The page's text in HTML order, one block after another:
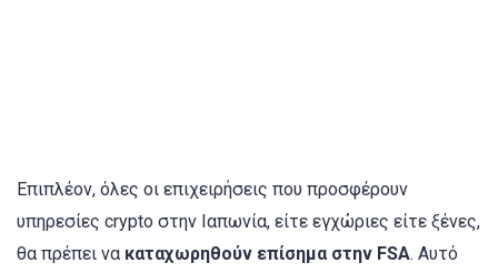
Επιπλέον, όλες οι επιχειρήσεις που προσφέρουν
υπηρεσίες crypto στην Ιαπωνία, είτε εγχώριες είτε ξένες,
θα πρέπει να καταχωρηθούν επίσημα στην FSA. Αυτό